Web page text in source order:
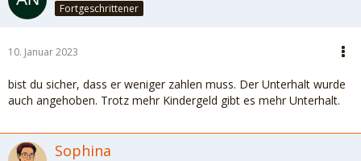
Fortgeschrittener
10. Januar 2023
bist du sicher, dass er weniger zahlen muss. Der Unterhalt wurde
auch angehoben. Trotz mehr Kindergeld gibt es mehr Unterhalt.
Sophina